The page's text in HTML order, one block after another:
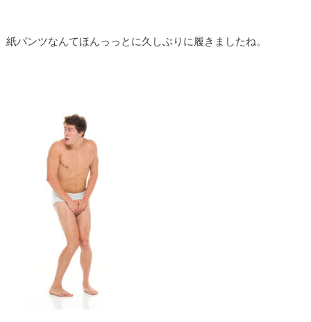
紙パンツなんてほんっっとに久しぶりに履きましたね。